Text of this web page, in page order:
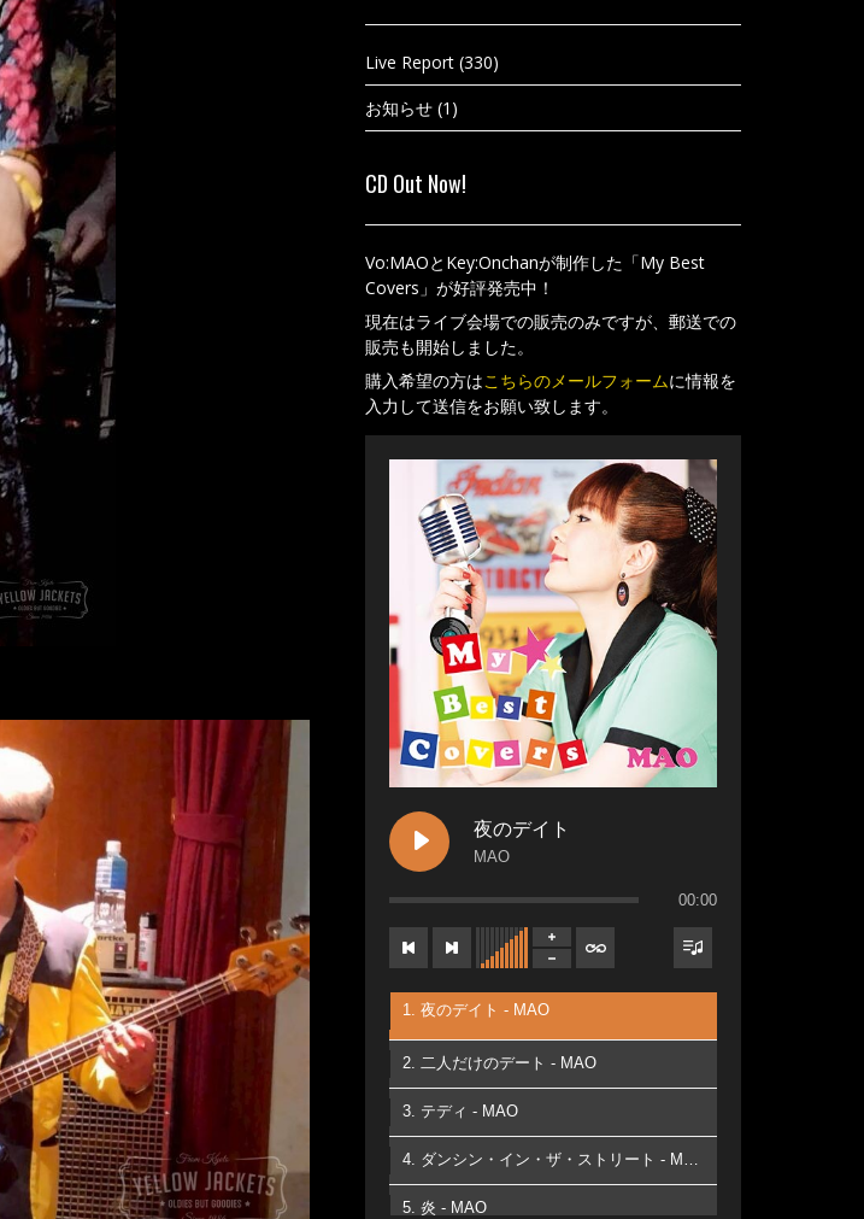
Live Report (330)
お知らせ (1)
CD Out Now!
Vo:MAOとKey:Onchanが制作した「My Best
Covers」が好評発売中！
現在はライブ会場での販売のみですが、郵送での
販売も開始しました。
購入希望の方はこちらのメールフォームに情報を
入力して送信をお願い致します。
夜のデイト
MAO
00:00
1. 夜のデイト - MAO
2. 二人だけのデート - MAO
3. テディ - MAO
4. ダンシン・イン・ザ・ストリート - MAO
5. 炎 - MAO